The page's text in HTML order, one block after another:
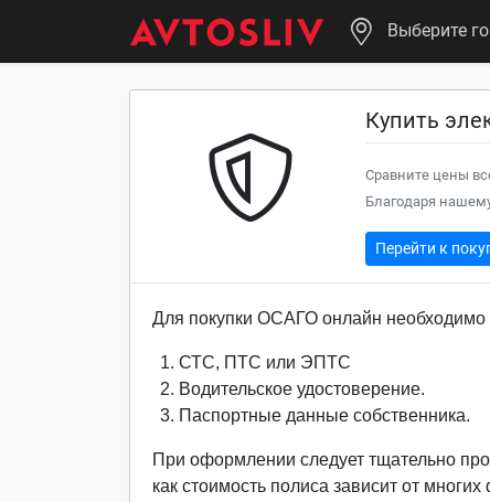
Выберите
Купить
Сравните цены
Благодаря
Перейти к
Для покупки ОСАГО онлайн необходимо
СТС, ПТС или ЭПТС
Водительское удостоверение.
Паспортные данные собственника.
При оформлении следует тщательно
как стоимость полиса зависит от